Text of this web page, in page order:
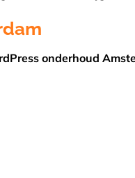
onderhoud